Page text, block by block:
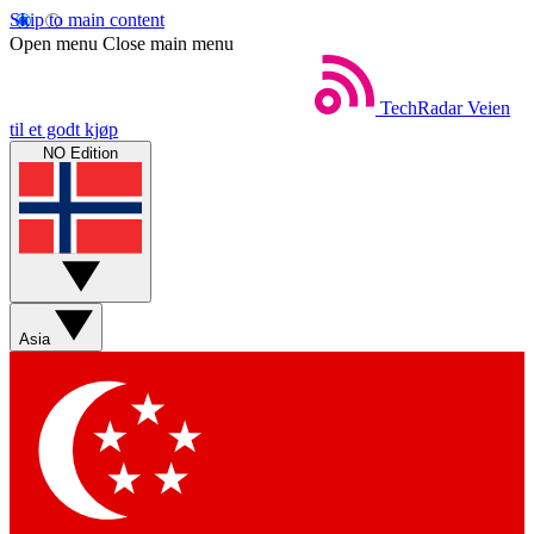
Skip to main content
Open menu Close main menu
TechRadar Veien
til et godt kjøp
NO Edition
Asia